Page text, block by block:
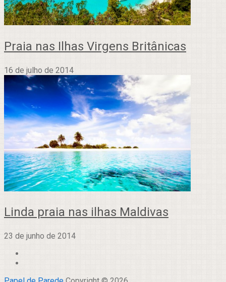
Praia nas Ilhas Virgens Britânicas
16 de julho de 2014
Linda praia nas ilhas Maldivas
23 de junho de 2014